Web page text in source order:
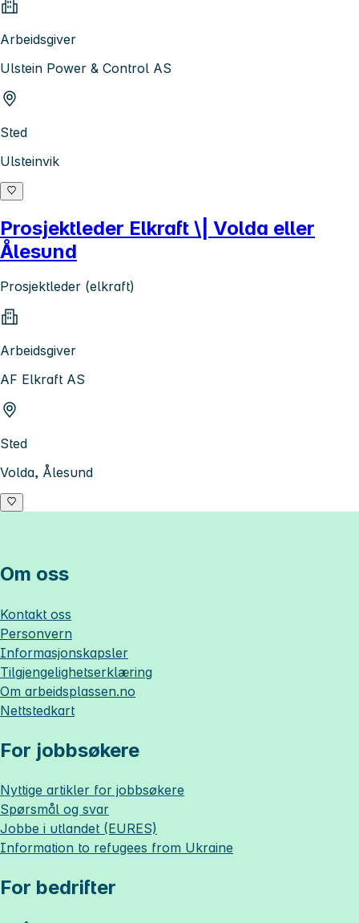
Arbeidsgiver
Ulstein Power & Control AS
Sted
Ulsteinvik
Prosjektleder Elkraft \| Volda eller
Ålesund
Prosjektleder (elkraft)
Arbeidsgiver
AF Elkraft AS
Sted
Volda, Ålesund
Om oss
Kontakt oss
Personvern
Informasjonskapsler
Tilgjengelighetserklæring
Om arbeidsplassen.no
Nettstedkart
For jobbsøkere
Nyttige artikler for jobbsøkere
Spørsmål og svar
Jobbe i utlandet (EURES)
Information to refugees from Ukraine
For bedrifter